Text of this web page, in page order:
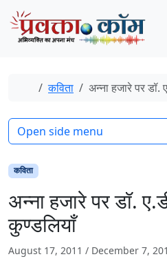
Skip to content
Skip to footer
Home
कविता अन्ना हजारे पर डॉ.
कविता
अन्ना हजारे पर डॉ.
कुण्डलियाँ
August 17, 2011 / December 7,
Open side menu